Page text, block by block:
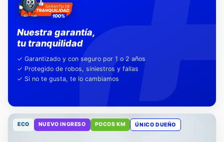
Nuestra garantía,
✓ Garantizado y con seguro por 1 o 2 años
✓ Protegido de robos, siniestros y fallas
NUEVO INGRESO POCOS KM